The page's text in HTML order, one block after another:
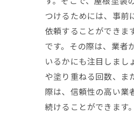
つけるためには、事前
依頼することができま
です。その際は、業者
いるかにも注目しまし
や塗り重ねる回数、ま
際は、信頼性の高い業
続けることができます。